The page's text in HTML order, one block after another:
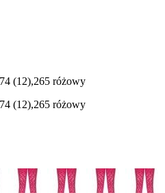
(12),265 różowy
(12),265 różowy